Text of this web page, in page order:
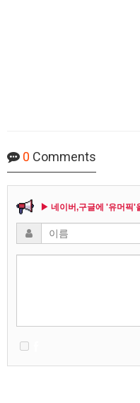
0 Comments
▶ 네이버,구글에 '유머픽'